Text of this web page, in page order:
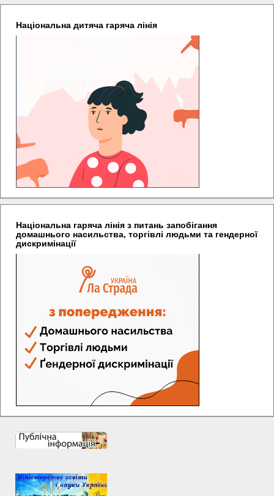
Національна дитяча гаряча лінія
Національна гаряча лінія з питань запобігання
домашнього насильства, торгівлі людьми та гендерної
дискримінації